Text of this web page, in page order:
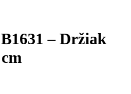
– Držiak